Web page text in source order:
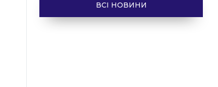
ВСІ НОВИНИ